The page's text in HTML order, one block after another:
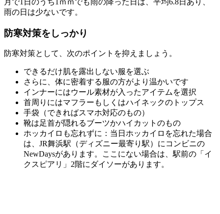
雨の日は少ないです。
防寒対策をしっかり
防寒対策として、次のポイントを抑えましょう。
できるだけ肌を露出しない服を選ぶ
さらに、体に密着する服の方がより温かいです
インナーにはウール素材が入ったアイテムを選択
首周りにはマフラーもしくはハイネックのトップス
手袋（できればスマホ対応のもの）
靴は足首が隠れるブーツかハイカットのもの
ホッカイロも忘れずに：当日ホッカイロを忘れた場合
は、JR舞浜駅（ディズニー最寄り駅）にコンビニの
NewDaysがあります。ここにない場合は、駅前の「イ
クスピアリ」2階にダイソーがあります。